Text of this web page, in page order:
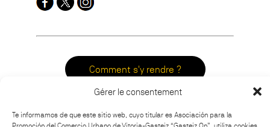
Gérer le consentement
Te informamos de que este sitio web, cuyo titular es Asociación para la
Comment s'y rendre ?